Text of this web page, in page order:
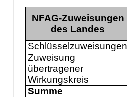
NFAG-Zuweisungen
des Landes
Schlüsselzuweisungen
Zuweisung
übertragener
Wirkungskreis
Summe